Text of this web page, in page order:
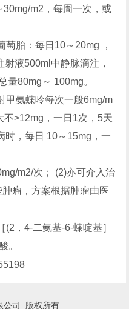
m2，每周一次，或
胎：每日10～20mg ，
液500ml中静脉滴注，
量80mg～ 100mg。
甲氨蝶呤每次一般6mg/m
不>12mg，一日1次，5天
时，每日 10～15mg，一
m2/次； (2)亦可介入治
瘤，方案根据肿瘤由医
(2，4-二氨基-6-蝶啶基］
。
公司 版权所有